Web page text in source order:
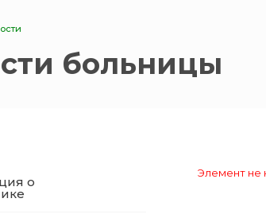
больницы
о
Элемент не